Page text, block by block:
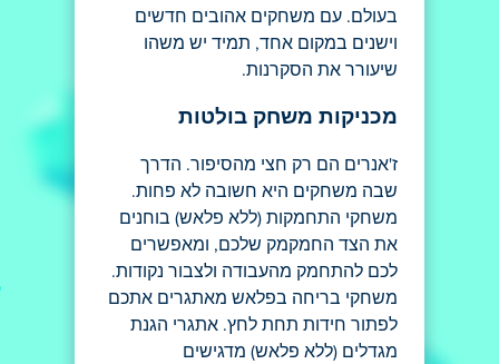
בעולם. עם משחקים אהובים חדשים
וישנים במקום אחד, תמיד יש משהו
שיעורר את הסקרנות.
מכניקות משחק בולטות
ז'אנרים הם רק חצי מהסיפור. הדרך
שבה משחקים היא חשובה לא פחות.
משחקי התחמקות (ללא פלאש) בוחנים
את הצד החמקמק שלכם, ומאפשרים
לכם להתחמק מהעבודה ולצבור נקודות.
משחקי בריחה בפלאש מאתגרים אתכם
לפתור חידות תחת לחץ. אתגרי הגנת
מגדלים (ללא פלאש) מדגישים